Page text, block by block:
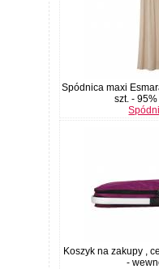
Spódnica maxi
szt. - 95%
Koszyk na zakupy ,
-